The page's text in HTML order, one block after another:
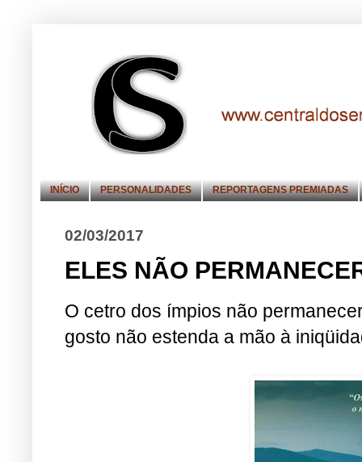
INÍCIO PERSONALIDADES REPORTAGENS PREMIADAS
02/03/2017
ELES NÃO
O cetro dos ímpios não
gosto não estenda a mão à